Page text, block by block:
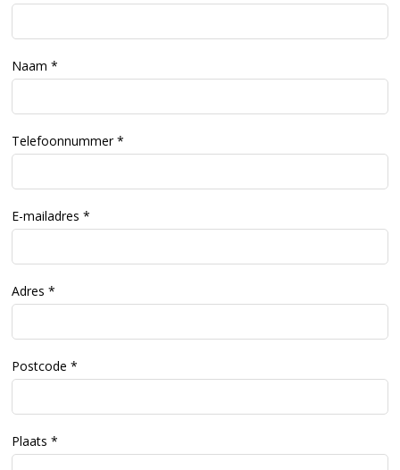
Naam
Telefoonnummer
E-mailadres
Adres
Postcode
Plaats